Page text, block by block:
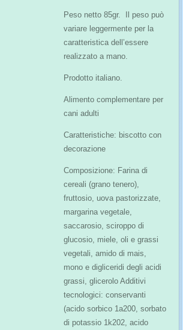
Peso netto 85gr.
Il peso può
variare leggermente per la
caratteristica dell’essere
realizzato a mano.
Prodotto italiano.
Alimento complementare per
cani adulti
Caratteristiche: biscotto con
decorazione
Composizione: Farina di
cereali (grano tenero),
fruttosio, uova pastorizzate,
margarina vegetale,
saccarosio, sciroppo di
glucosio, miele, oli e grassi
vegetali, amido di mais,
mono e digliceridi degli acidi
grassi, glicerolo Additivi
tecnologici: conservanti
(acido sorbico 1a200, sorbato
di potassio 1k202, acido